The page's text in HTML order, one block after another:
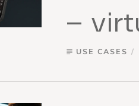
–
subject USE CASES